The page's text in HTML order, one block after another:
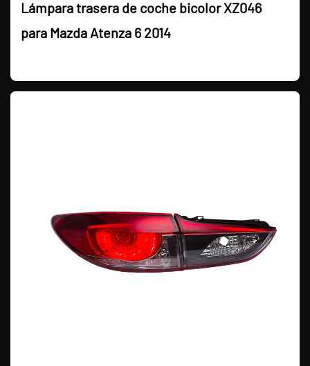
Lámpara trasera de coche bicolor XZ046
para Mazda Atenza 6 2014